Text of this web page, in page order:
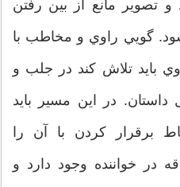
تصوير مانع از بين رفتن
گويي راوي و مخاطب با
بايد تلاش کند در جلب و
در اين مسير بايد
برقرار کردن با آن را
در خواننده وجود دارد و